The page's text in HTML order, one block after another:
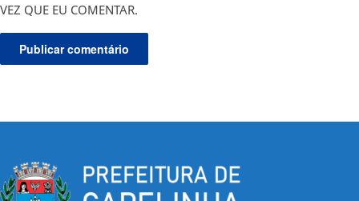
VEZ QUE EU COMENTAR.